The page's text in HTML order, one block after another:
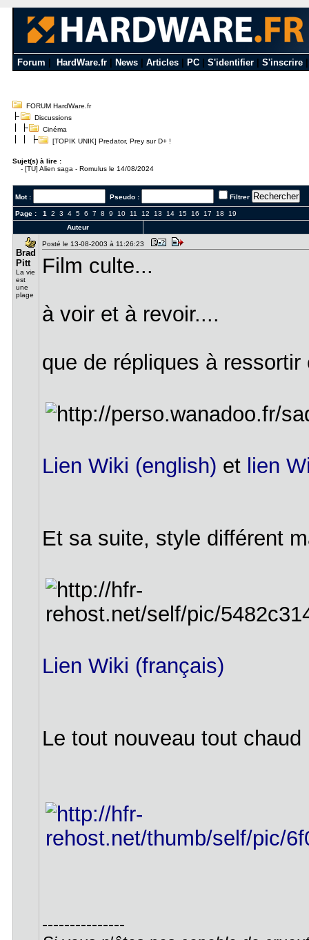
Forum HardWare.fr News Articles PC S'identifier S'inscrire
FORUM HardWare.fr
Discussions
Cinéma
[TOPIK UNIK] Predator, Prey sur D+ !
Sujet(s) à lire :
- [TU] Alien saga - Romulus le 14/08/2024
Mot : Pseudo : Filtrer
Page : 1 2 3 4 5 6 7 8 9 10 11 12 13 14 15 16 17 18
19
Auteur
Brad
Pitt
La vie
est
une
plage
Posté le 13-08-2003 à 11:26:23
Film culte...
à voir et à revoir....
que de répliques à
Lien Wiki (english) et lien
Et sa suite, style différent
Lien Wiki (français)
Le tout nouveau tout chaud
---------------